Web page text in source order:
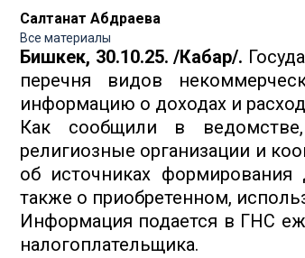
Салтанат Абдраева
Все материалы
Бишкек, 30.10.25. /Кабар/.
перечня видов
информацию о доходах и
Как сообщили в
религиозные организации и
об источниках формирования
также о приобретенном,
Информация подается в ГНС
налогоплательщика.